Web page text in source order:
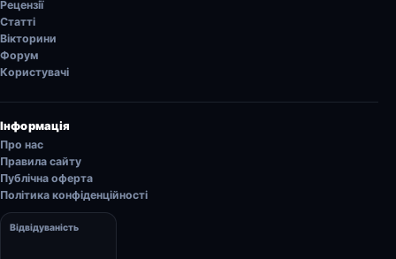
Рецензії
Статті
Вікторини
Форум
Користувачі
Інформація
Про нас
Правила сайту
Публічна оферта
Політика конфіденційності
Відвідуваність